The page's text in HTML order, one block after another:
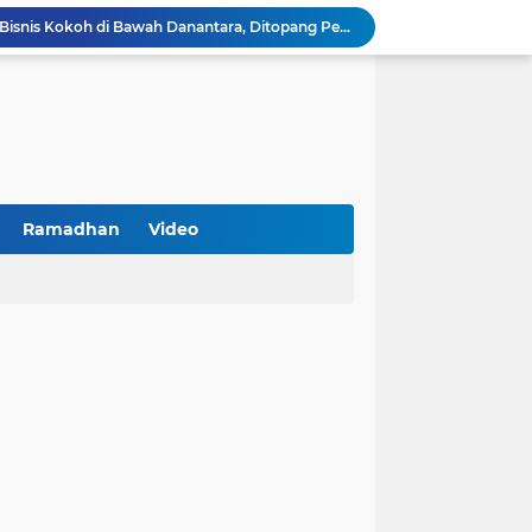
BNI Catat Fundamental Bisnis Kokoh di Bawah Danantara, Ditopang Pertumbuhan Kredit dan Kualitas Aset
Ramadhan Video